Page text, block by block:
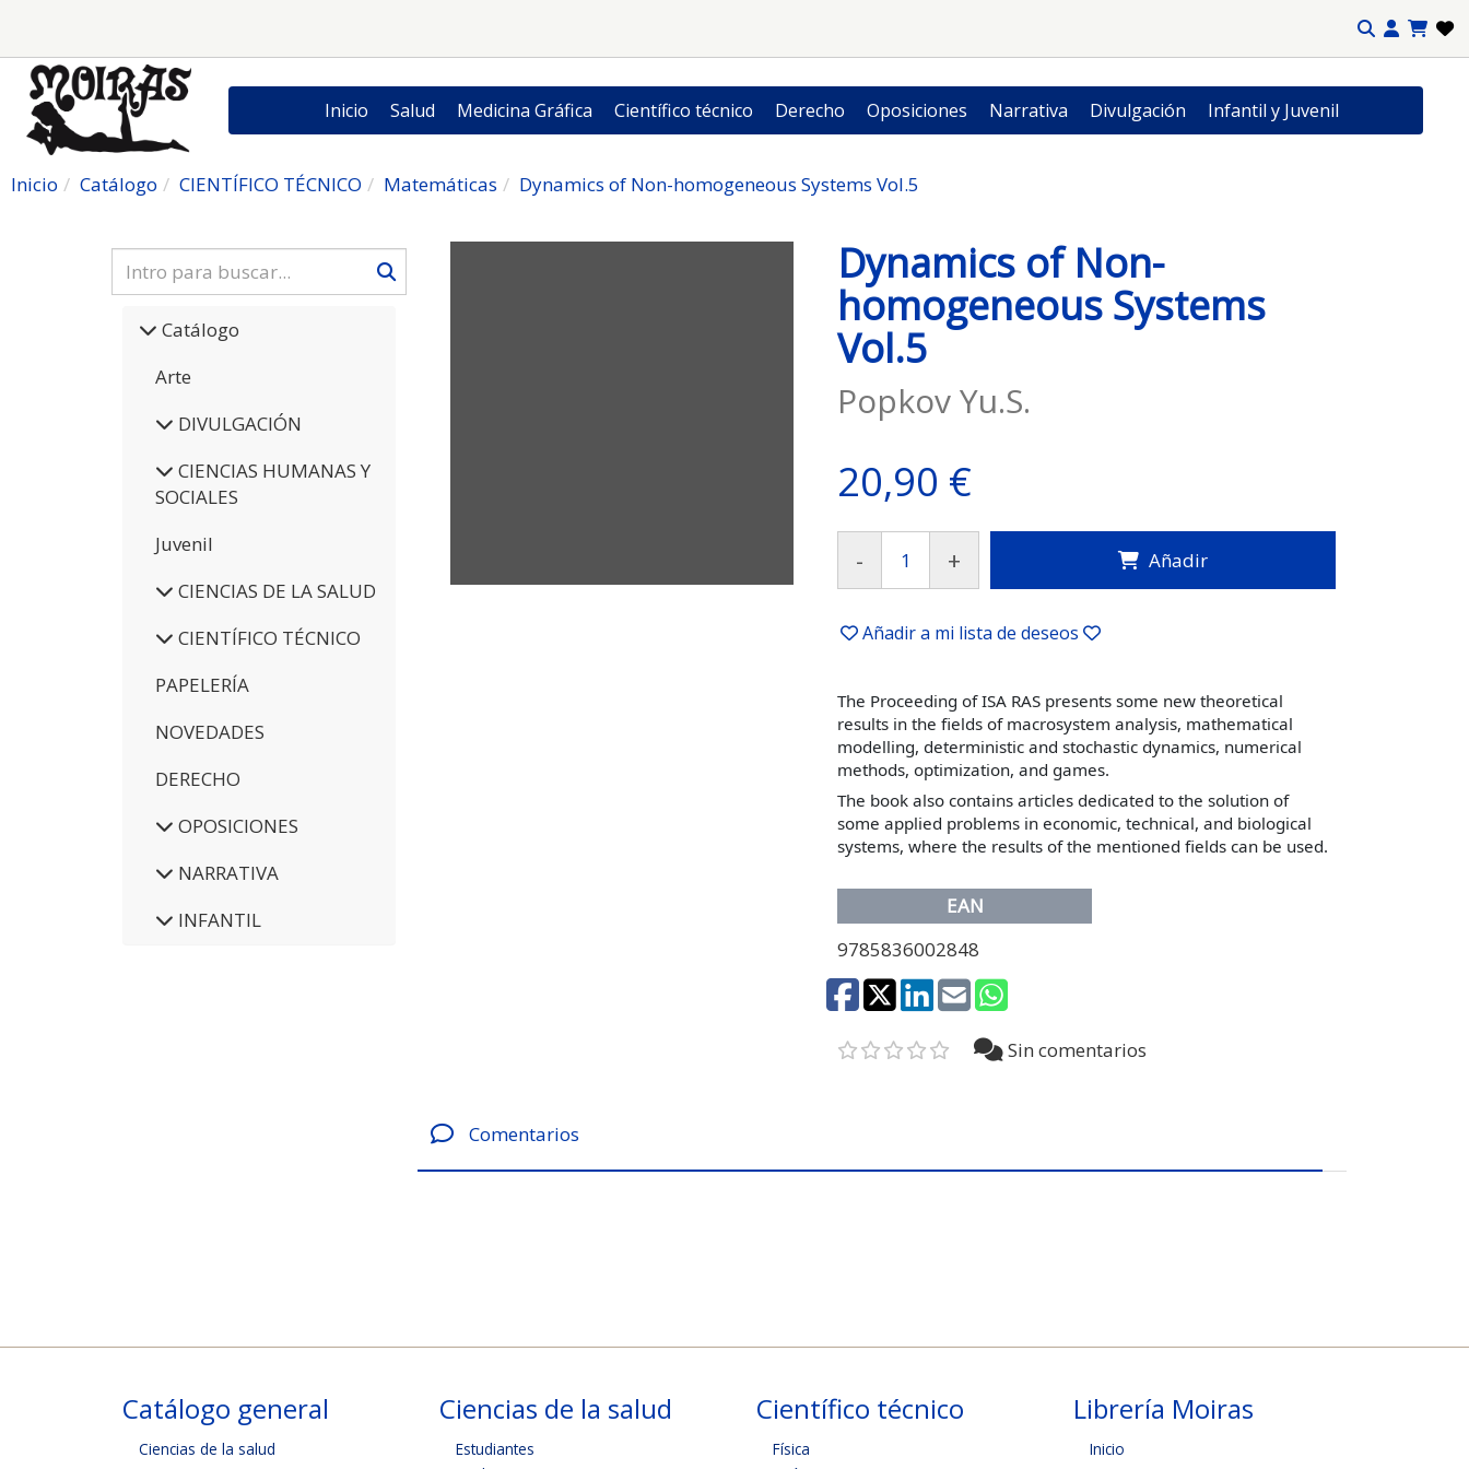
Inicio Salud Medicina Gráfica Científico técnico Derecho Oposiciones Narrativa Divulgación Infantil y Juvenil
Inicio Catálogo CIENTÍFICO TÉCNICO Matemáticas Dynamics of Non-homogeneous Systems Vol.5
Catálogo
Arte
DIVULGACIÓN
CIENCIAS HUMANAS Y
SOCIALES
Juvenil
CIENCIAS DE LA SALUD
CIENTÍFICO TÉCNICO
PAPELERÍA
NOVEDADES
DERECHO
OPOSICIONES
NARRATIVA
INFANTIL
Dynamics of Non-
homogeneous Systems
Vol.5
Popkov Yu.S.
20,90 €
- + Añadir
Añadir a mi lista de deseos
The Proceeding of ISA RAS presents some new theoretical
results in the fields of macrosystem analysis, mathematical
modelling, deterministic and stochastic dynamics, numerical
methods, optimization, and games.
The book also contains articles dedicated to the solution of
some applied problems in economic, technical, and biological
systems, where the results of the mentioned fields can be used.
EAN
9785836002848
Sin comentarios
Comentarios
Catálogo general
Ciencias de la salud
Ciencias de la salud
Estudiantes
Científico técnico
Física
Librería Moiras
Inicio